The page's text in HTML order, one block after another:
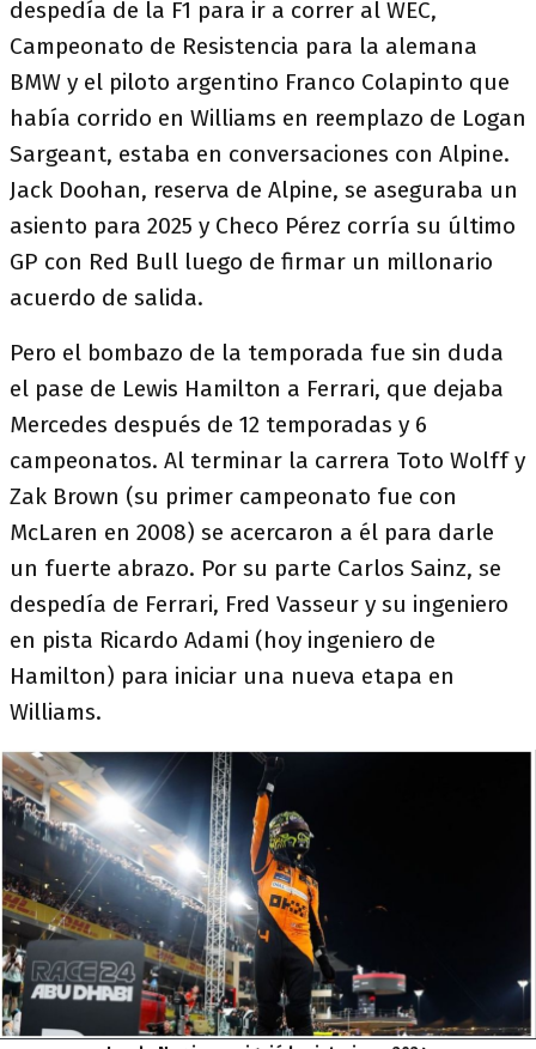
despedía de la F1 para ir a correr al WEC,
Campeonato de Resistencia para la alemana
BMW y el piloto argentino Franco Colapinto que
había corrido en Williams en reemplazo de Logan
Sargeant, estaba en conversaciones con Alpine.
Jack Doohan, reserva de Alpine, se aseguraba un
asiento para 2025 y Checo Pérez corría su último
GP con Red Bull luego de firmar un millonario
acuerdo de salida.
Pero el bombazo de la temporada fue sin duda
el pase de Lewis Hamilton a Ferrari, que dejaba
Mercedes después de 12 temporadas y 6
campeonatos. Al terminar la carrera Toto Wolff y
Zak Brown (su primer campeonato fue con
McLaren en 2008) se acercaron a él para darle
un fuerte abrazo. Por su parte Carlos Sainz, se
despedía de Ferrari, Fred Vasseur y su ingeniero
en pista Ricardo Adami (hoy ingeniero de
Hamilton) para iniciar una nueva etapa en
Williams.